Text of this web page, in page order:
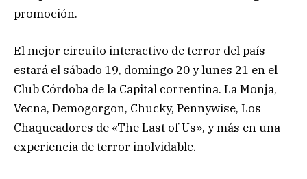
promoción.
El mejor circuito interactivo de terror del país
estará el sábado 19, domingo 20 y lunes 21 en el
Club Córdoba de la Capital correntina. La Monja,
Vecna, Demogorgon, Chucky, Pennywise, Los
Chaqueadores de «The Last of Us», y más en una
experiencia de terror inolvidable.